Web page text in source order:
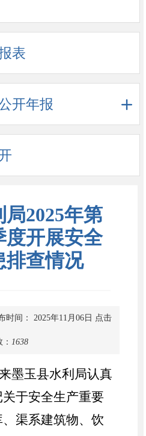
表
开年报
2025年第
度开展安全
排查情况
时间： 2025年11月06日 点击
1638
墨玉县水利局认真
于安全生产重要
渠系建筑物、饮